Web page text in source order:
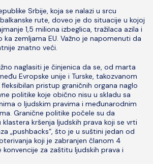
Srbije, koja se nalazi u srcu
rute, doveo je do situacije u kojoj
1,5 miliona izbeglica, tražilaca azila i
zemljama EU. Važno je napomenuti da
znatno veći.
naglasiti je činjenica da se, od marta
Evropske unije i Turske, takozvanom
fleksibilan pristup graničnih organa naglo
politike koje obično nisu u skladu sa
o ljudskim pravima i međunarodnim
Granične politike počele su da
kršenja ljudskih prava koji se vrti
„pushbacks“, što je u suštini jedan od
koji je zabranjen članom 4
za zaštitu ljudskih prava i